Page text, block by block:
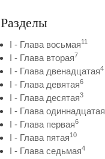
Разделы
I - Глава восьмая11
I - Глава вторая7
I - Глава двенадцатая4
I - Глава девятая6
I - Глава десятая3
I - Глава одиннадцатая
I - Глава первая6
I - Глава пятая10
I - Глава седьмая4